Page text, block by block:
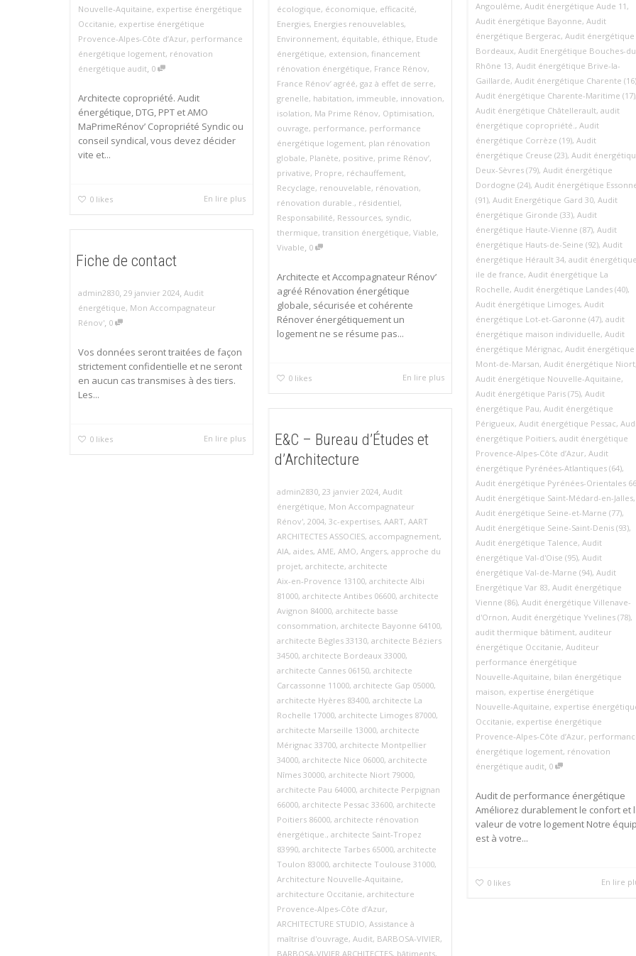
Nouvelle‑Aquitaine, expertise énergétique
Occitanie, expertise énergétique
Provence‑Alpes‑Côte d’Azur, performance
énergétique logement, rénovation
énergétique audit, 0
Architecte copropriété. Audit
énergétique, DTG, PPT et AMO
MaPrimeRénov’ Copropriété Syndic ou
conseil syndical, vous devez décider
vite et...
0 likes En lire plus
écologique, économique, efficacité,
Energies, Energies renouvelables,
Environnement, équitable, éthique, Etude
énergétique, extension, financement
rénovation énergétique, France Rénov,
France Rénov’ agréé, gaz à effet de serre,
grenelle, habitation, immeuble, innovation,
isolation, Ma Prime Rénov, Optimisation,
ouvrage, performance, performance
énergétique logement, plan rénovation
globale, Planète, positive, prime Rénov’,
privative, Propre, réchauffement,
Recyclage, renouvelable, rénovation,
rénovation durable., résidentiel,
Responsabilité, Ressources, syndic,
thermique, transition énergétique, Viable,
Vivable, 0
Architecte et Accompagnateur Rénov’
agréé Rénovation énergétique
globale, sécurisée et cohérente
Rénover énergétiquement un
logement ne se résume pas...
0 likes En lire plus
Angoulême, Audit énergétique Aude 11 ,
Audit énergétique Bayonne, Audit
énergétique Bergerac, Audit énergétique
Bordeaux, Audit Energétique Bouches-
Rhône 13, Audit énergétique Brive-la-
Gaillarde, Audit énergétique Charente (16)
Audit énergétique Charente-Maritime (17)
Audit énergétique Châtellerault, audit
énergétique copropriété., Audit
énergétique Corrèze (19), Audit
énergétique Creuse (23), Audit
Deux-Sèvres (79), Audit énergétique
Dordogne (24), Audit énergétique
(91), Audit Energétique Gard 30, Audit
énergétique Gironde (33), Audit
énergétique Haute-Vienne (87), Audit
énergétique Hauts-de-Seine (92), Audit
énergétique Hérault 34, audit énergétique
ile de france, Audit énergétique La
Rochelle, Audit énergétique Landes (40),
Audit énergétique Limoges, Audit
énergétique Lot-et-Garonne (47), audit
énergétique maison individuelle, Audit
énergétique Mérignac, Audit énergétique
Mont-de-Marsan, Audit énergétique Niort
Audit énergétique Nouvelle-Aquitaine,
Audit énergétique Paris (75), Audit
énergétique Pau, Audit énergétique
Périgueux, Audit énergétique Pessac,
énergétique Poitiers, audit énergétique
Provence‑Alpes‑Côte d’Azur, Audit
énergétique Pyrénées-Atlantiques (64),
Audit énergétique Pyrénées-Orientales 66
Audit énergétique Saint-Médard-en-Jalles,
Audit énergétique Seine-et-Marne (77),
Audit énergétique Seine-Saint-Denis (93),
Audit énergétique Talence, Audit
énergétique Val-d'Oise (95), Audit
énergétique Val-de-Marne (94), Audit
Energétique Var 83, Audit énergétique
Vienne (86), Audit énergétique Villenave-
d'Ornon, Audit énergétique Yvelines (78),
audit thermique bâtiment, auditeur
énergétique Occitanie, Auditeur
performance énergétique
Nouvelle‑Aquitaine, bilan énergétique
maison, expertise énergétique
Nouvelle‑Aquitaine, expertise
Occitanie, expertise énergétique
Provence‑Alpes‑Côte d’Azur,
énergétique logement, rénovation
énergétique audit, 0
Audit de performance énergétique
Améliorez durablement le confort et
valeur de votre logement Notre
est à votre...
0 likes En lire
Fiche de contact
admin2830, 29 janvier 2024, Audit
énergétique, Mon Accompagnateur
Rénov', 0
Vos données seront traitées de façon
strictement confidentielle et ne seront
en aucun cas transmises à des tiers.
Les...
0 likes En lire plus
E&C – Bureau d’Études et
d’Architecture
admin2830, 23 janvier 2024, Audit
énergétique, Mon Accompagnateur
Rénov', 2004, 3c-expertises, AART, AART
ARCHITECTES ASSOCIES, accompagnement,
AIA, aides, AME, AMO, Angers, approche du
projet, architecte, architecte
Aix‑en‑Provence 13100, architecte Albi
81000, architecte Antibes 06600, architecte
Avignon 84000, architecte basse
consommation, architecte Bayonne 64100,
architecte Bègles 33130, architecte Béziers
34500, architecte Bordeaux 33000,
architecte Cannes 06150, architecte
Carcassonne 11000, architecte Gap 05000,
architecte Hyères 83400, architecte La
Rochelle 17000, architecte Limoges 87000,
architecte Marseille 13000, architecte
Mérignac 33700, architecte Montpellier
34000, architecte Nice 06000, architecte
Nîmes 30000, architecte Niort 79000,
architecte Pau 64000, architecte Perpignan
66000, architecte Pessac 33600, architecte
Poitiers 86000, architecte rénovation
énergétique., architecte Saint‑Tropez
83990, architecte Tarbes 65000, architecte
Toulon 83000, architecte Toulouse 31000,
Architecture Nouvelle‑Aquitaine,
architecture Occitanie, architecture
Provence‑Alpes‑Côte d’Azur,
ARCHITECTURE STUDIO, Assistance à
maîtrise d'ouvrage, Audit, BARBOSA-VIVIER,
BARBOSA-VIVIER ARCHITECTES, bâtiments,